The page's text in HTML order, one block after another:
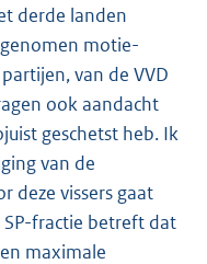
derde landen
motie-
van de VVD
ook aandacht
geschetst heb. Ik
van de
deze vissers gaat
fractie betreft dat
maximale